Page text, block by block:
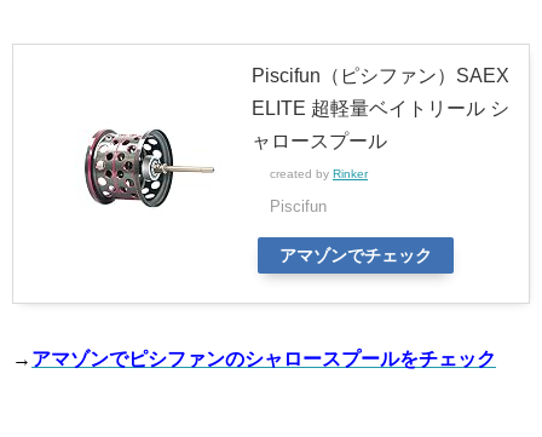
Piscifun（ピシファン）SAEX
ELITE 超軽量ベイトリール シ
ャロースプール
created by Rinker
Piscifun
アマゾンでチェック
→ アマゾンでピシファンのシャロースプールをチェック